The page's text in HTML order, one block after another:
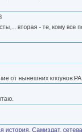
вторая - те, кому
от нынешних клоунов
история, Самиздат,